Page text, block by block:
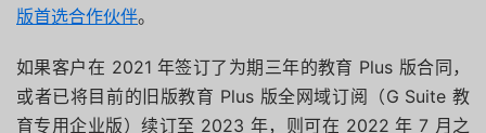
版首选合作伙伴。
如果客户在 2021 年签订了为期三年的教育 Plus 版合同，
或者已将目前的旧版教育 Plus 版全网域订阅（G Suite 教
育专用企业版）续订至 2023 年，则可在 2022 年 7 月之